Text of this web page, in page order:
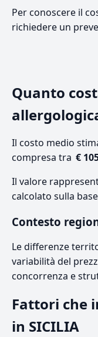
Per conoscere il
richiedere un
Quanto
Il costo medio
compresa tra €
Il valore
calcolato sulla
Contesto
Le differenze
variabilità del
concorrenza e
Fattori che
in SICILIA